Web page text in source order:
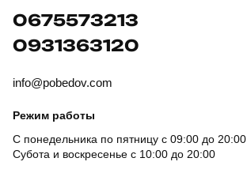
0675573213
0931363120
info@pobedov.com
Режим работы
С понедельника по пятницу с 09:00 до 20:00
Субота и воскресенье с 10:00 до 20:00